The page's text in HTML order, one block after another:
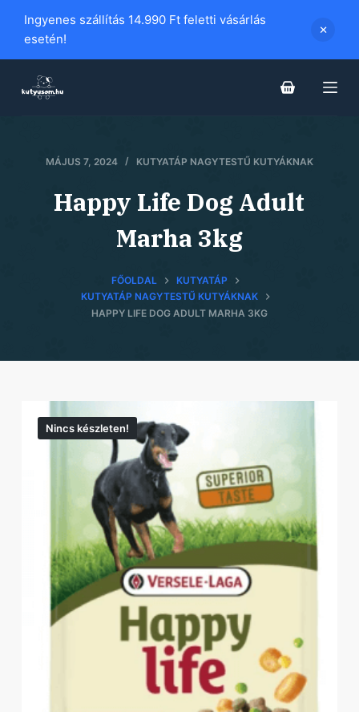
i
Ingyenes szállítás 14.990 Ft feletti vásárlás
esetén!
MÁJUS 7, 2024 KUTYATÁP NAGYTESTŰ KUTYÁKNAK
Happy Life Dog Adult
Marha 3kg
FŐOLDAL
KUTYATÁP
KUTYATÁP NAGYTESTŰ KUTYÁKNAK
HAPPY LIFE DOG ADULT MARHA 3KG
Nincs készleten!